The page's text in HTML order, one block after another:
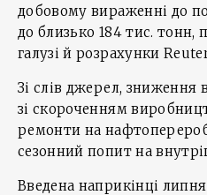
добовому вираженні до
до близько 184 тис. тонн,
галузі й розрахунки
Зі слів джерел, зниження
зі скороченням
ремонти на
сезонний попит на
Введена наприкінці